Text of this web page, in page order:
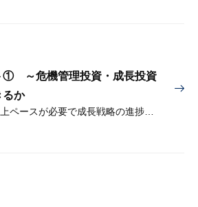
① ～危機管理投資・成長投資
るか